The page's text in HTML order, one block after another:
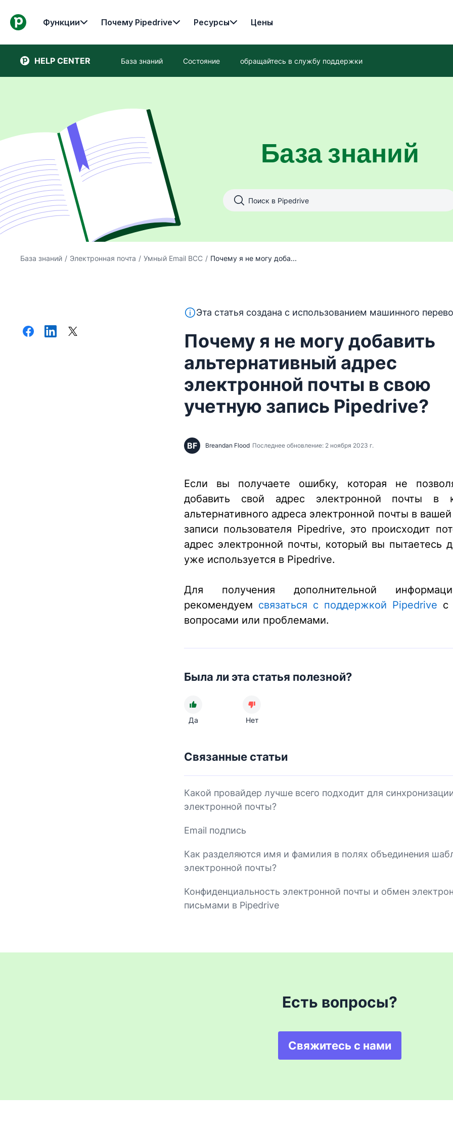
Функции Почему Pipedrive Ресурсы Цены
HELP CENTER База знаний Состояние обращайтесь в службу поддержки
База знаний
База знаний / Электронная почта / Умный Email BCC / Почему я не могу доба...
Этот текст переведен с английского языка с помощью
Эта статья создана с использованием машинного
Почему я не могу добавить
альтернативный адрес
электронной почты в свою
учетную запись Pipedrive?
BF Breandan Flood Последнее обновление: 2 ноября 2023 г.
Если вы получаете ошибку, которая не
добавить свой адрес электронной почты в
альтернативного адреса электронной почты в
записи пользователя Pipedrive, это происходит
адрес электронной почты, который вы пытаетесь
уже используется в Pipedrive.
Для получения дополнительной
рекомендуем связаться с поддержкой Pipedrive с
вопросами или проблемами.
Была ли эта статья полезной?
Да Нет
Связанные статьи
Какой провайдер лучше всего подходит для
электронной почты?
Email подпись
Как разделяются имя и фамилия в полях объединения
электронной почты?
Конфиденциальность электронной почты и обмен
письмами в Pipedrive
Есть вопросы?
Свяжитесь с нами